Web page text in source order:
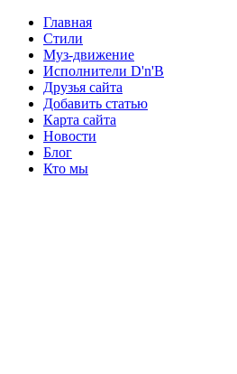
Главная
Стили
Муз-движение
Исполнители D'n'B
Друзья сайта
Добавить статью
Карта сайта
Новости
Блог
Кто мы